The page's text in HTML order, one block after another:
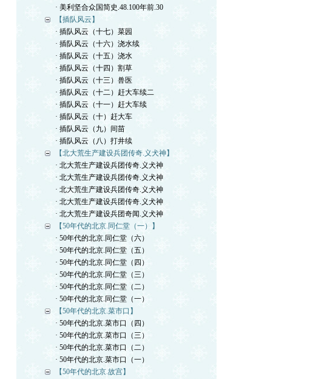
· 美利坚合众国简史.48.100年前.30
【插队风云】
· 插队风云（十七）菜园
· 插队风云（十六）浇水续
· 插队风云（十五）浇水
· 插队风云（十四）割草
· 插队风云（十三）兽医
· 插队风云（十二）赶大车续二
· 插队风云（十一）赶大车续
· 插队风云（十）赶大车
· 插队风云（九）间苗
· 插队风云（八）打井续
【北大荒生产建设兵团传奇.义犬神】
· 北大荒生产建设兵团传奇.义犬神
· 北大荒生产建设兵团传奇.义犬神
· 北大荒生产建设兵团传奇.义犬神
· 北大荒生产建设兵团传奇.义犬神
· 北大荒生产建设兵团奇闻.义犬神
【50年代的北京.同仁堂（一）】
· 50年代的北京.同仁堂（六）
· 50年代的北京.同仁堂（五）
· 50年代的北京.同仁堂（四）
· 50年代的北京.同仁堂（三）
· 50年代的北京.同仁堂（二）
· 50年代的北京.同仁堂（一）
【50年代的北京.菜市口】
· 50年代的北京.菜市口（四）
· 50年代的北京.菜市口（三）
· 50年代的北京.菜市口（二）
· 50年代的北京.菜市口（一）
【50年代的北京.故宫】